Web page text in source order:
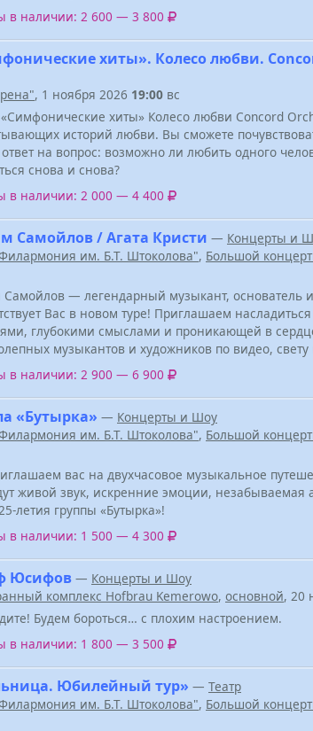
в наличии: 2 600 — 3 800
хиты». Колесо любви.
, 1 ноября 2026 19:00 вс
хиты» Колесо любви Concord
историй любви. Вы сможете
на вопрос: возможно ли любить одного
снова и снова?
в наличии: 2 000 — 4 400
Самойлов / Агата Кристи — Концерты и
им. Б.Т. Штоколова", Большой
— легендарный музыкант, основатель
Вас в новом туре! Приглашаем
глубокими смыслами и проникающей в
музыкантов и художников по видео, свету
в наличии: 2 900 — 6 900
«Бутырка» — Концерты и Шоу
им. Б.Т. Штоколова", Большой
вас на двухчасовое музыкальное
живой звук, искренние эмоции, незабываемая
летия группы «Бутырка»!
в наличии: 1 500 — 4 300
Юсифов — Концерты и Шоу
комплекс Hofbrau Kemerowo, основной, 20
Будем бороться… с плохим настроением.
в наличии: 1 800 — 3 500
Юбилейный тур» — Театр
им. Б.Т. Штоколова", Большой